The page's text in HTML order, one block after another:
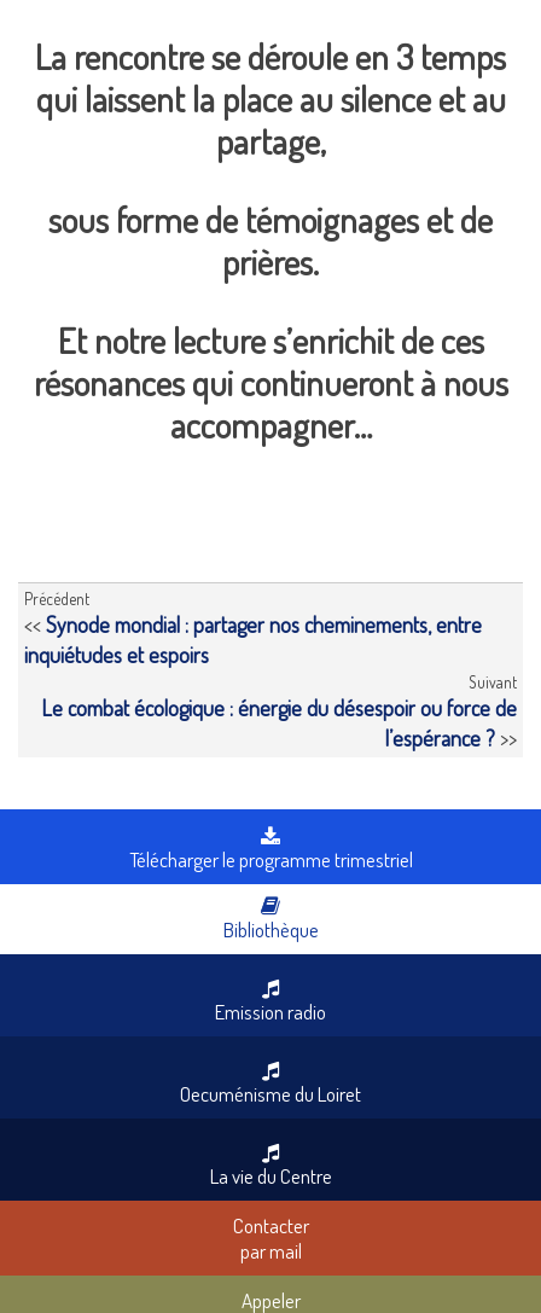
La rencontre se déroule en 3 temps
qui laissent la place au silence et au
partage,
sous forme de témoignages et de
prières.
Et notre lecture s’enrichit de ces
résonances qui continueront à nous
accompagner…
Précédent
<<Synode mondial : partager nos cheminements, entre
inquiétudes et espoirs
Suivant
Le combat écologique : énergie du désespoir ou force de
l’espérance ? >>
Télécharger le programme trimestriel
Bibliothèque
Emission radio
Oecuménisme du Loiret
La vie du Centre
Contacter
par mail
Appeler